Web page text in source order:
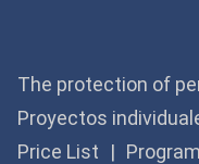
The protection of
Proyectos
Price List